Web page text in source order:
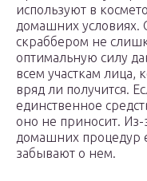
используют в
домашних условиях.
скраббером не
оптимальную силу
всем участкам лица,
вряд ли получится.
единственное
оно не приносит. Из-
домашних процедур
забывают о нем.